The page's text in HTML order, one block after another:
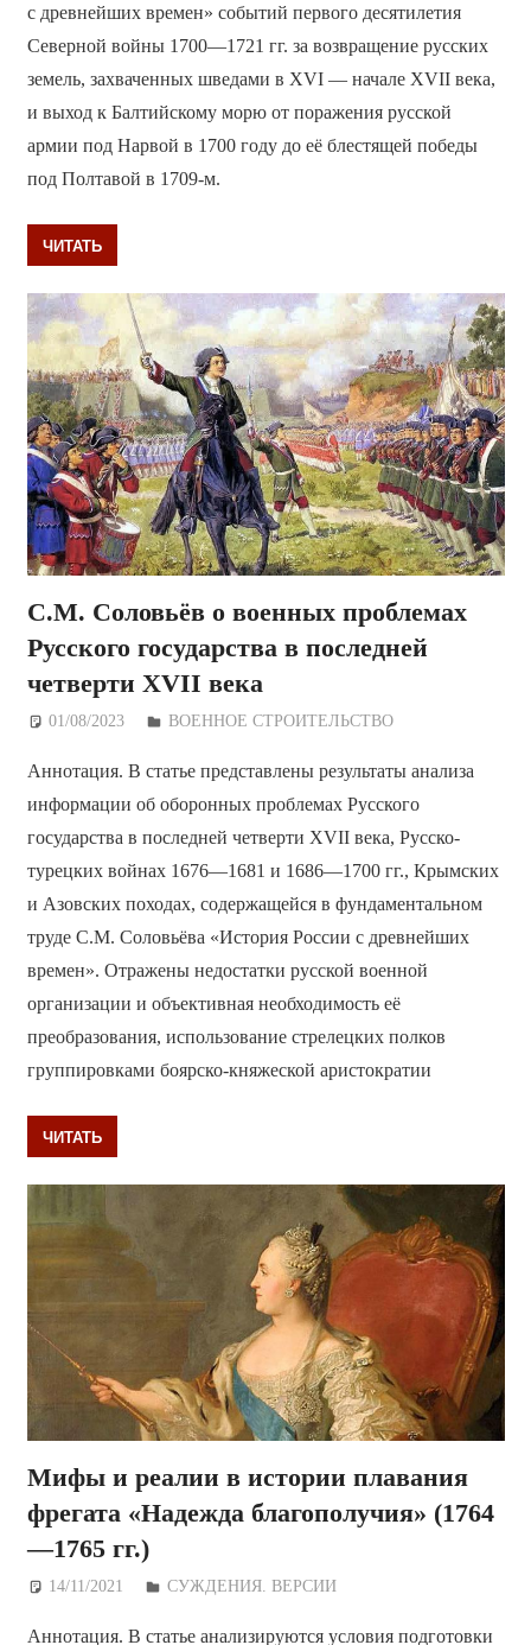
с древнейших времен» событий первого десятилетия
Северной войны 1700—1721 гг. за возвращение русских
земель, захваченных шведами в XVI — начале XVII века,
и выход к Балтийскому морю от поражения русской
армии под Нарвой в 1700 году до её блестящей победы
под Полтавой в 1709-м.
ЧИТАТЬ
С.М. Соловьёв о военных проблемах
Русского государства в последней
четверти XVII века
01/08/2023 Дежурный по Редакции
ВОЕННОЕ СТРОИТЕЛЬСТВО
Аннотация. В статье представлены результаты анализа
информации об оборонных проблемах Русского
государства в последней четверти XVII века, Русско-
турецких войнах 1676—1681 и 1686—1700 гг., Крымских
и Азовских походах, содержащейся в фундаментальном
труде С.М. Соловьёва «История России с древнейших
времен». Отражены недостатки русской военной
организации и объективная необходимость её
преобразования, использование стрелецких полков
группировками боярско-княжеской аристократии
ЧИТАТЬ
Мифы и реалии в истории плавания
фрегата «Надежда благополучия» (1764
—1765 гг.)
14/11/2021 Дежурный по Редакции
СУЖДЕНИЯ. ВЕРСИИ
Аннотация. В статье анализируются условия подготовки